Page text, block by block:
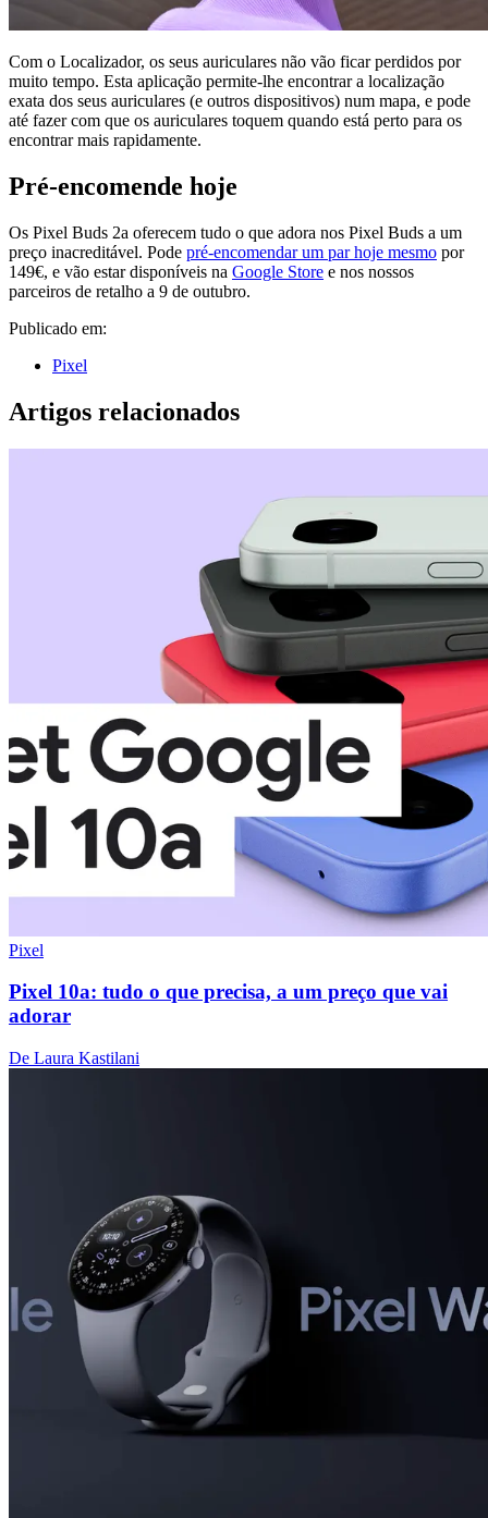
Com o Localizador, os seus auriculares não vão ficar perdidos por
muito tempo. Esta aplicação permite-lhe encontrar a localização
exata dos seus auriculares (e outros dispositivos) num mapa, e pode
até fazer com que os auriculares toquem quando está perto para os
encontrar mais rapidamente.
Pré-encomende hoje
Os Pixel Buds 2a oferecem tudo o que adora nos Pixel Buds a um
preço inacreditável. Pode pré-encomendar um par hoje mesmo por
149€, e vão estar disponíveis na Google Store e nos nossos
parceiros de retalho a 9 de outubro.
Publicado em:
Pixel
Artigos relacionados
Pixel
Pixel 10a: tudo o que precisa, a um preço que vai
adorar
De Laura Kastilani